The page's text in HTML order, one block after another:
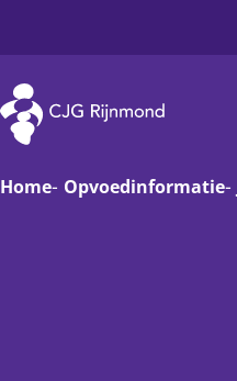
CJG Rijnmond
Home Opvoedinformatie